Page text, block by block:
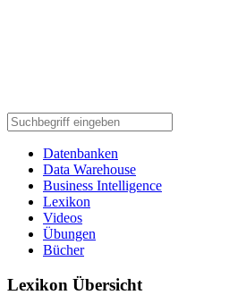
Datenbanken
Data Warehouse
Business Intelligence
Lexikon
Videos
Übungen
Bücher
Lexikon Übersicht